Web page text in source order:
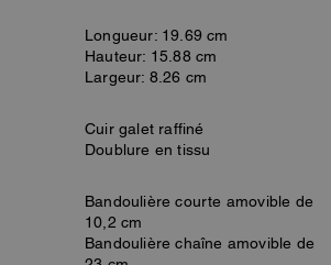
Longueur: 19.69 cm
Hauteur: 15.88 cm
Largeur: 8.26 cm
Cuir galet raffiné
Doublure en tissu
Bandoulière courte amovible de
10,2 cm
Bandoulière chaîne amovible de